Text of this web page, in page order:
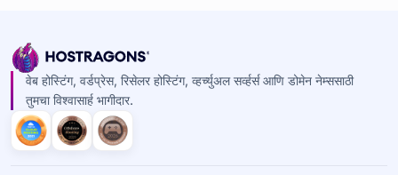
वेब होस्टिंग, वर्डप्रेस, रिसेलर होस्टिंग, व्हर्च्युअल सर्व्हर्स आणि डोमेन नेम्ससाठी
तुमचा विश्वासार्ह भागीदार.